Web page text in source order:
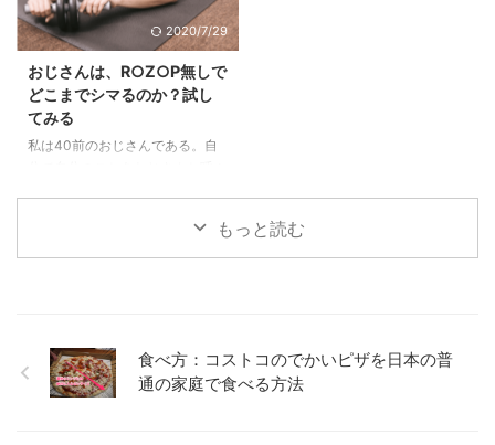
た。ところがついに素晴らしい商
品を見つけたので紹介します！
ス機器としての威力 2 難点は汗と
ヘッドセットの相性の悪さ3
SHEAWA Oculus quest アイマス
ク4 ついでに没入感を高めてくれ
2020/7/29
おじさんは、R○Z○P無しで
どこまでシマるのか？試し
てみる
私は40前のおじさんである。自
立っている髪に元気がなくなった
小太りな男性は 紛れもなくおじ
験者のリバウンドを目の当たりに
する3 健康的に痩せないと、貧相
もっと読む
食べ方：コストコのでかいピザを日本の普
通の家庭で食べる方法